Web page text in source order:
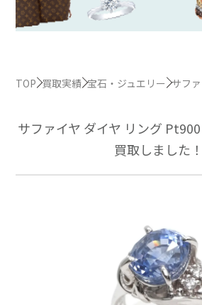
TOP 買取実績 宝石・ジュエリー サフ
サファイヤ ダイヤ リング
買取しました！